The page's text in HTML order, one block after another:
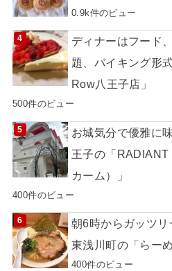
0.9k件のビュー
ディナーはフード
題、バイキング形
Row八王子店」
500件のビュー
お城気分で優雅に
王子の「RADIANT
カーム）」
400件のビュー
朝6時からガッツ
東浅川町の「らーめ
400件のビュー